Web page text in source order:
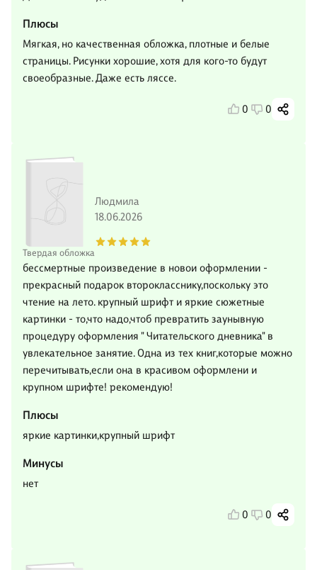
Плюсы
Мягкая, но качественная обложка, плотные и белые
страницы. Рисунки хорошие, хотя для кого-то будут
своеобразные. Даже есть ляссе.
0 0
Твердая обложка
Людмила
18.06.2026
бессмертные произведение в новои оформлении -
прекрасный подарок второкласснику,поскольку это
чтение на лето. крупный шрифт и яркие сюжетные
картинки - то,что надо,чтоб превратить заунывную
процедуру оформления " Читательского дневника" в
увлекательное занятие. Одна из тех книг,которые можно
перечитывать,если она в красивом оформлени и
крупном шрифте! рекомендую!
Плюсы
яркие картинки,крупный шрифт
Минусы
нет
0 0